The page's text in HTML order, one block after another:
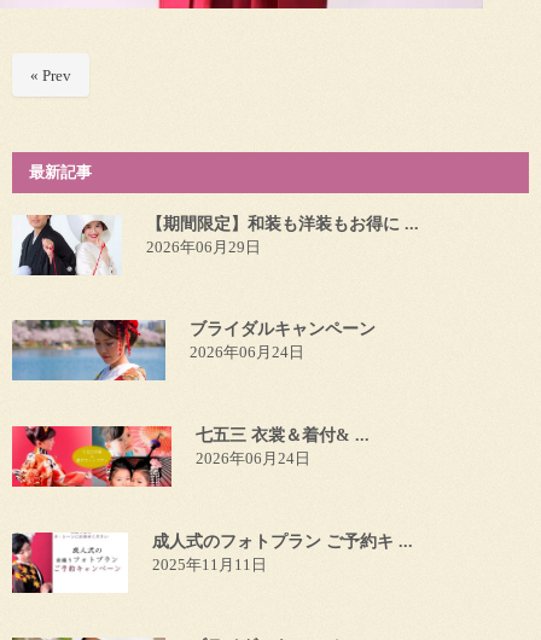
« Prev
最新記事
【期間限定】和装も洋装もお得に ...
2026年06月29日
ブライダルキャンペーン
2026年06月24日
七五三 衣裳＆着付& ...
2026年06月24日
成人式のフォトプラン ご予約キ ...
2025年11月11日